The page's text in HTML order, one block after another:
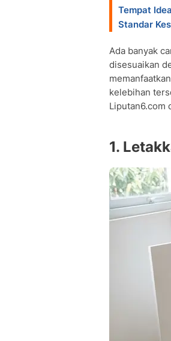
Tempat
Standar
Ada banyak
disesuaikan
kelebihan
Liputan6.com
1.